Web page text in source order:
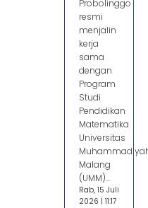
Probolinggo
resmi
menjalin
kerja
sama
dengan
Program
Studi
Pendidikan
Matematika
Universitas
Malang
(UMM)...
Rab, 15 Juli
2026 | 11:17